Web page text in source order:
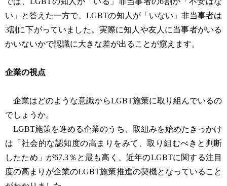
い」と答えた一方で、LGBTの知人が「いない」非当事者は
3割に下がっていました。実際に知人や友人に当事者がいる
かいないかで認識に大きな差が出ることが窺えます。
企業の視点
企業はどのような意識からLGBT施策に取り組んでいるの
でしょうか。
LGBT施策を進める企業のうち、取組みを始めたきっかけ
は「社会的な認知度の高まりをみて、取り組むべきと判断
したため」が67.3％と最も高く、近年のLGBTに関する注目
度の高まりが企業のLGBT施策推進の契機となっていること